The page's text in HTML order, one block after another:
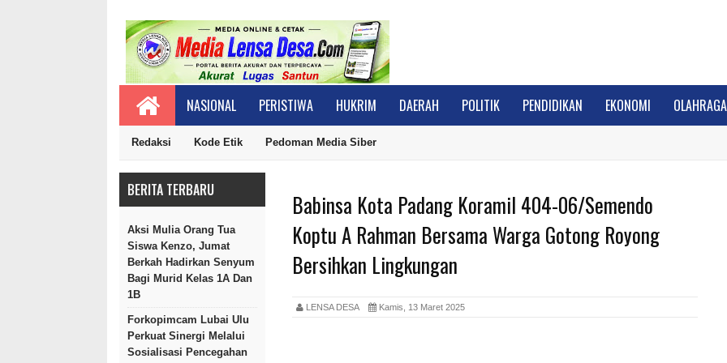
NASIONAL PERISTIWA HUKRIM DAERAH POLITIK PENDIDIKAN EKONOMI OLAHRAGA
Redaksi Kode Etik Pedoman Media Siber
BERITA TERBARU
Aksi Mulia Orang Tua
Siswa Kenzo, Jumat
Berkah Hadirkan Senyum
Bagi Murid Kelas 1A Dan
1B
Forkopimcam Lubai Ulu
Perkuat Sinergi Melalui
Sosialisasi Pencegahan
Babinsa Kota Padang Koramil 404-06/Semendo
Koptu A Rahman Bersama Warga Gotong Royong
Bersihkan Lingkungan
LENSA DESA Kamis, 13 Maret 2025